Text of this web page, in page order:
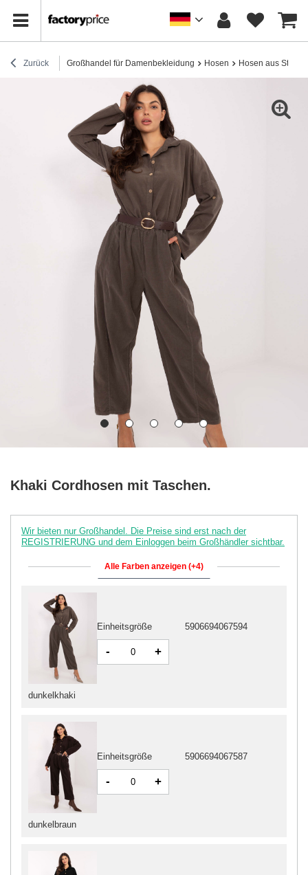
Zurück Großhandel für Damenbekleidung Hosen Hosen aus Stoff
Khaki Cordhosen mit Taschen.
Wir bieten nur Großhandel. Die Preise sind erst nach der
REGISTRIERUNG und dem Einloggen beim Großhändler sichtbar.
Alle Farben anzeigen (+4)
dunkelbraun
Einheitsgröße 5906694067587
- +
dunkelkhaki
Einheitsgröße 5906694067594
- +